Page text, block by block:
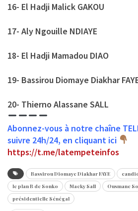
16- El Hadji Malick GAKOU
17- Aly Ngouille NDIAYE
18- El Hadji Mamadou DIAO
19- Bassirou Diomaye Diakhar
20- Thierno Alassane SALL
Abonnez-vous à notre chaîne
suivre 24h/24, en cliquant ici
https://t.me/latempeteinfos
Bassirou Diomaye Diakhar FAYE
le plan B de Sonko
Macky Sall
Ousmane
présidentielle Sénégal